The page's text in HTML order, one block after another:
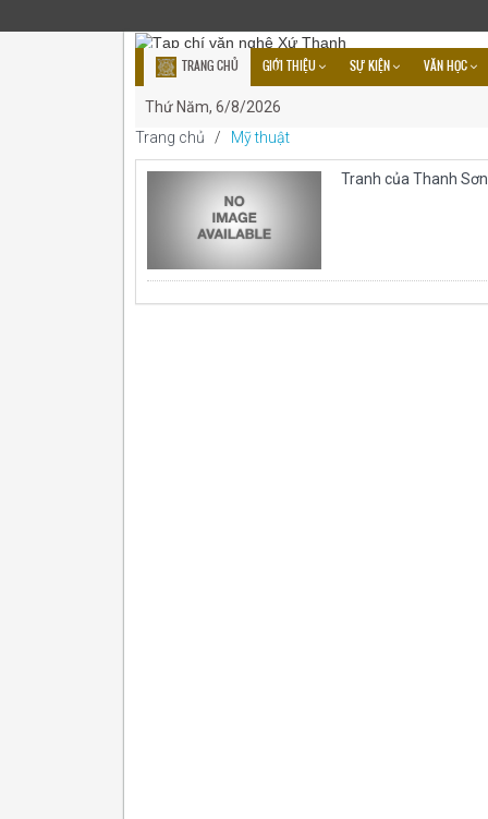
TRANG CHỦ GIỚI THIỆU SỰ KIỆN VĂN HỌC
VNXT VỚI BẠN ĐỌC
Thứ Năm, 6/8/2026
Trang chủ
/ Mỹ thuật
Tranh của Thanh Sơn